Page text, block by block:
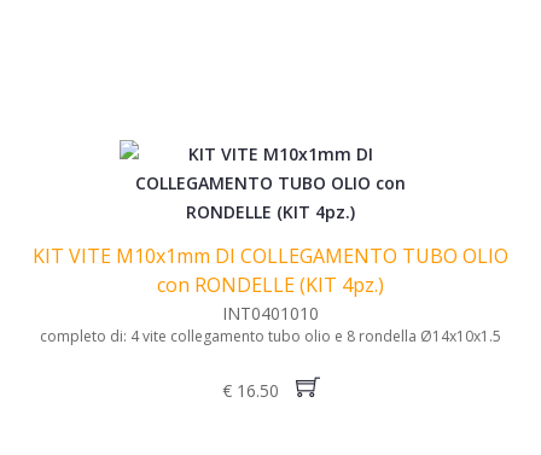
KIT VITE M10x1mm DI COLLEGAMENTO TUBO OLIO
con RONDELLE (KIT 4pz.)
INT0401010
completo di: 4 vite collegamento tubo olio e 8 rondella Ø14x10x1.5
€ 16.50